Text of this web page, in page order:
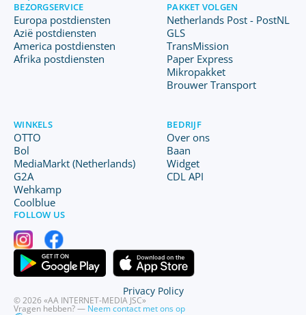
BEZORGSERVICE
Europa postdiensten
Azië postdiensten
America postdiensten
Afrika postdiensten
PAKKET VOLGEN
Netherlands Post - PostNL
GLS
TransMission
Paper Express
Mikropakket
Brouwer Transport
WINKELS
OTTO
Bol
MediaMarkt (Netherlands)
G2A
Wehkamp
Coolblue
BEDRIJF
Over ons
Baan
Widget
CDL API
FOLLOW US
© 2026 «AA INTERNET-MEDIA JSC»
Vragen hebben? — Neem contact met ons op
Privacy Policy